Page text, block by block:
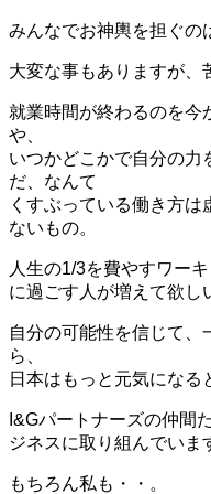
みんなでお神輿を担ぐの
大変な事もありますが、
就業時間が終わるのを今
や、
いつかどこかで自分の力
だ、なんて
くすぶっている働き方
ないもの。
人生の1/3を費やすワー
に過ごす人が増えて欲し
自分の可能性を信じて、
ら、
日本はもっと元気になる
I&Gパートナーズの仲間
ジネスに取り組んでいま
もちろん私も・・。